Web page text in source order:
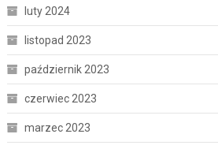
luty 2024
listopad 2023
październik 2023
czerwiec 2023
marzec 2023